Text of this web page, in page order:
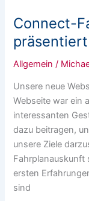
Connect-
Allgemein /
Unsere neue
Webseite war ein
interessanten
dazu beitragen,
unsere Ziele
Fahrplanauskunft
ersten
sind
präsentiert
die
neue
Webseite